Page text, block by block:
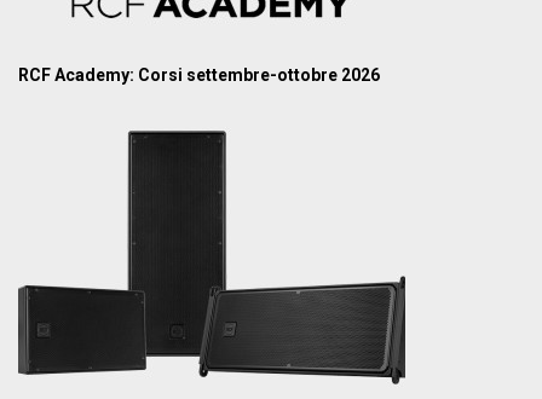
RCF Academy: Corsi settembre-ottobre 2026